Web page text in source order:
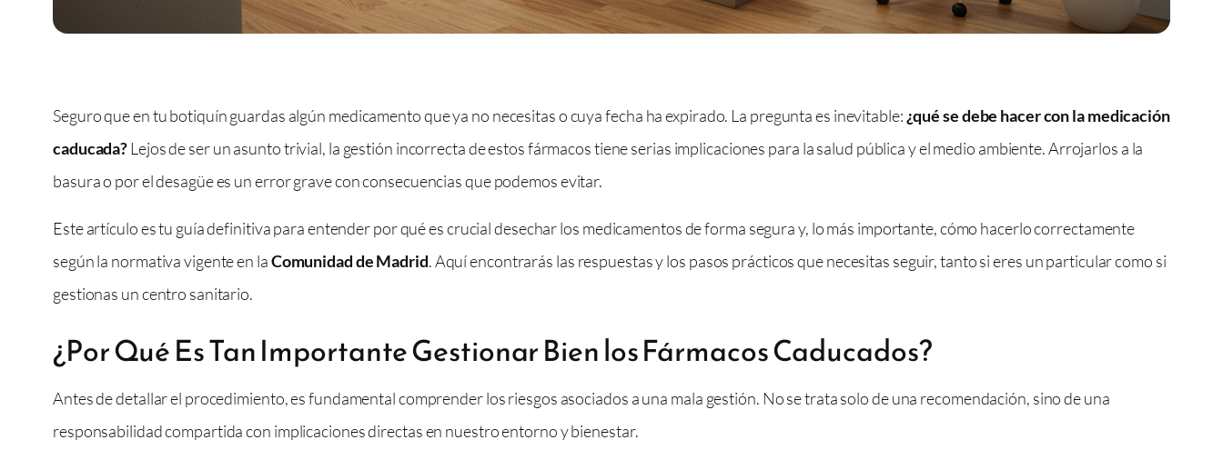
Seguro que en tu botiquín guardas algún medicamento que ya no necesitas o cuya fecha ha expirado. La pregunta es inevitable:¿qué se debe hacer con la medicación
caducada?Lejos de ser un asunto trivial, la gestión incorrecta de estos fármacos tiene serias implicaciones para la salud pública y el medio ambiente. Arrojarlos a la
basura o por el desagüe es un error grave con consecuencias que podemos evitar.
Este artículo es tu guía definitiva para entender por qué es crucial desechar los medicamentos de forma segura y, lo más importante, cómo hacerlo correctamente
según la normativa vigente en laComunidad de Madrid. Aquí encontrarás las respuestas y los pasos prácticos que necesitas seguir, tanto si eres un particular como si
gestionas un centro sanitario.
¿Por Qué Es Tan Importante Gestionar Bien los Fármacos Caducados?
Antes de detallar el procedimiento, es fundamental comprender los riesgos asociados a una mala gestión. No se trata solo de una recomendación, sino de una
responsabilidad compartida con implicaciones directas en nuestro entorno y bienestar.